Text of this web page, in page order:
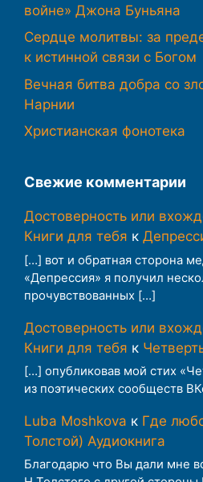
войне» Джона Буньяна
Сердце молитвы: за
к истинной связи с Богом
Вечная битва добра со
Нарнии
Христианская фонотека
Свежие комментарии
Достоверность или
Книги для тебя к
[…] вот и обратная сторона
«Депрессия» я получил
прочувствованных […]
Достоверность или
Книги для тебя к
[…] опубликовав мой стих
из поэтических сообществ
Luba Moshkova к Где
Толстой) Аудиокнига
Благодарю что Вы дали мне